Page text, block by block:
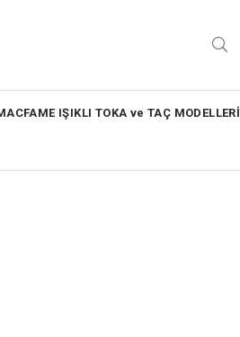
IŞIKLI TOKA ve TAÇ MODELLERİ